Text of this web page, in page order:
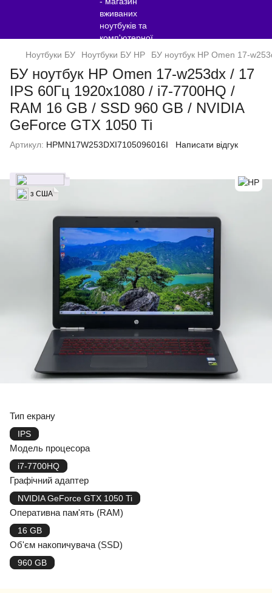
Ноутбуки БУ Ноутбуки БУ HP БУ ноутбук HP Omen 17-
БУ ноутбук HP Omen 17-w253dx / 17
IPS 60Гц 1920x1080 / i7-7700HQ /
RAM 16 GB / SSD 960 GB / NVIDIA
GeForce GTX 1050 Ti
Артикул: HPMN17W253DXI7105096016I Написати відгук
з США
Тип екрану
IPS
Модель процесора
i7-7700HQ
Графічний адаптер
NVIDIA GeForce GTX 1050 Ti
Оперативна пам'ять (RAM)
16 GB
Об'єм накопичувача (SSD)
960 GB